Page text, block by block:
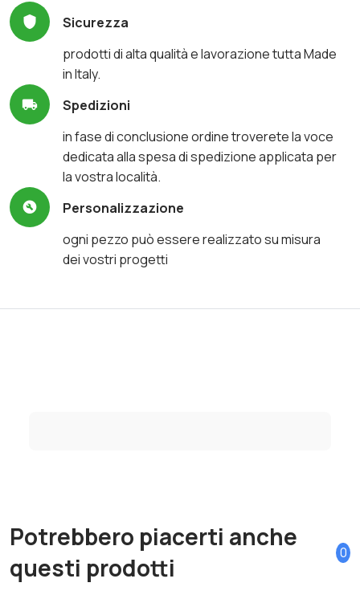
Sicurezza
prodotti di alta qualità e lavorazione tutta Made
in Italy.
Spedizioni
in fase di conclusione ordine troverete la voce
dedicata alla spesa di spedizione applicata per
la vostra località.
Personalizzazione
ogni pezzo può essere realizzato su misura
dei vostri progetti
Potrebbero piacerti anche
questi prodotti
0